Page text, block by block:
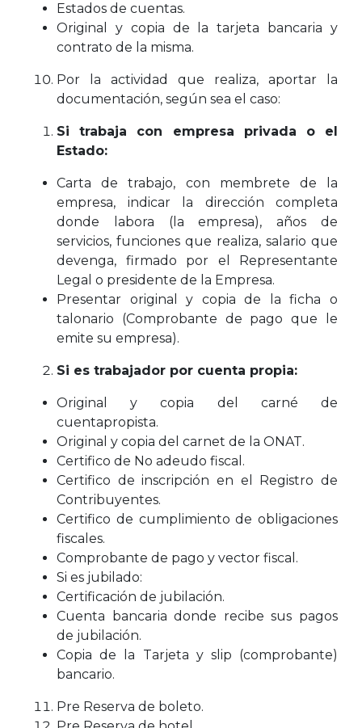
Estados de cuentas.
Original y copia de la tarjeta bancaria y
contrato de la misma.
Por la actividad que realiza, aportar la
documentación, según sea el caso:
Si trabaja con empresa privada o el
Estado:
Carta de trabajo, con membrete de la
empresa, indicar la dirección completa
donde labora (la empresa), años de
servicios, funciones que realiza, salario que
devenga, firmado por el Representante
Legal o presidente de la Empresa.
Presentar original y copia de la ficha o
talonario (Comprobante de pago que le
emite su empresa).
Si es trabajador por cuenta propia:
Original y copia del carné de
cuentapropista.
Original y copia del carnet de la ONAT.
Certifico de No adeudo fiscal.
Certifico de inscripción en el Registro de
Contribuyentes.
Certifico de cumplimiento de obligaciones
fiscales.
Comprobante de pago y vector fiscal.
Si es jubilado:
Certificación de jubilación.
Cuenta bancaria donde recibe sus pagos
de jubilación.
Copia de la Tarjeta y slip (comprobante)
bancario.
Pre Reserva de boleto.